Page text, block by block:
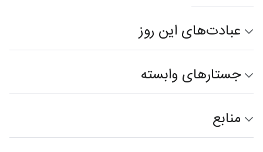
عبادت‌های این روز
جستارهای وابسته
منابع